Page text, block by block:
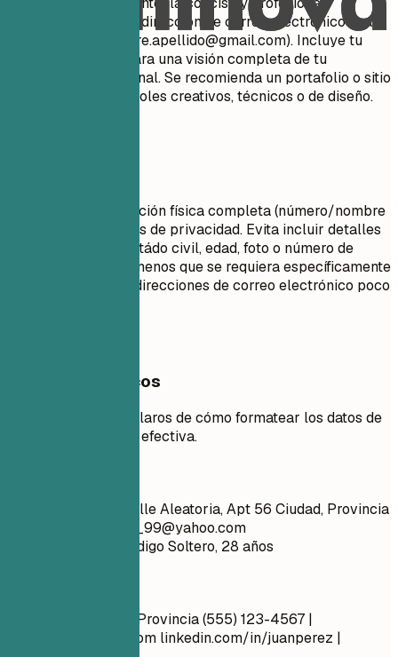
Asegúrate de que tu dirección de correo electrónico sea
nombre.apellido@gmail.com). Incluye tu
perfil de LinkedIn para una visión completa de tu
trayectoria profesional. Se recomienda un portafolio o sitio
web personal para roles creativos, técnicos o de diseño.
No incluyas tu dirección física completa (número/nombre
de calle) por motivos de privacidad. Evita incluir detalles
personales como estádo civil, edad, foto o número de
seguridad social, a menos que se requiera específicamente
en tu país. No uses direcciones de correo electrónico poco
Ejemplos prácticos
Observa ejemplos claros de cómo formatear los datos de
contacto de manera efectiva.
Juan Pérez 1234 Calle Aleatoria, Apt 56 Ciudad, Provincia
chico_genial_99@yahoo.com
github.com/aliciacodigo Soltero, 28 años
Juan Pérez Ciudad, Provincia (555) 123-4567 |
juan.perez@email.com linkedin.com/in/juanperez |